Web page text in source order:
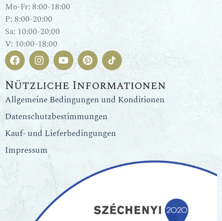
Mo-Fr: 8:00-18:00
P: 8:00-20:00
Sa: 10:00-20:00
V: 10:00-18:00
Nützliche Informationen
Allgemeine Bedingungen und Konditionen
Datenschutzbestimmungen
Kauf- und Lieferbedingungen
Impressum